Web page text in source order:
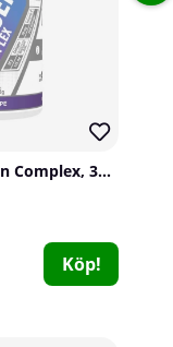
DY Nutrition Collagen Complex, 300 g
Köp!